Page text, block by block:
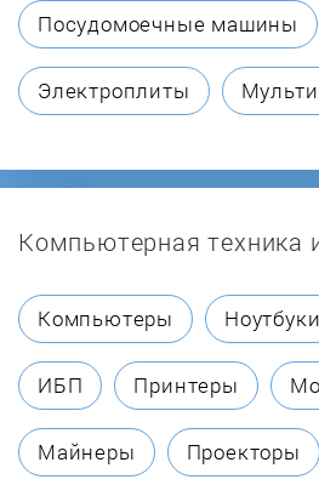
Посудомоечные машины
Электроплиты
Компьютерная техника
Компьютеры Ноутбуки
ИБП Принтеры
Майнеры Проекторы